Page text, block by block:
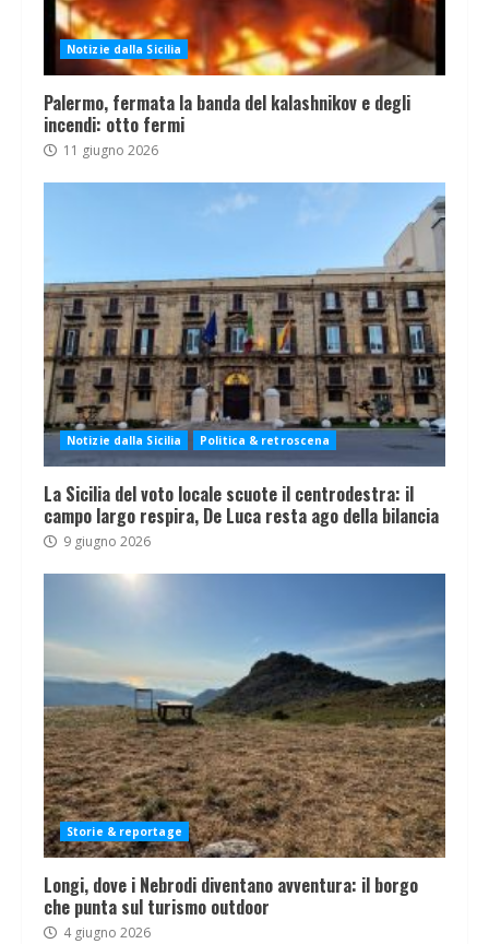
Notizie dalla Sicilia
Palermo, fermata la banda del kalashnikov e degli
incendi: otto fermi
11 giugno 2026
Notizie dalla Sicilia Politica & retroscena
La Sicilia del voto locale scuote il centrodestra: il
campo largo respira, De Luca resta ago della bilancia
9 giugno 2026
Storie & reportage
Longi, dove i Nebrodi diventano avventura: il borgo
che punta sul turismo outdoor
4 giugno 2026